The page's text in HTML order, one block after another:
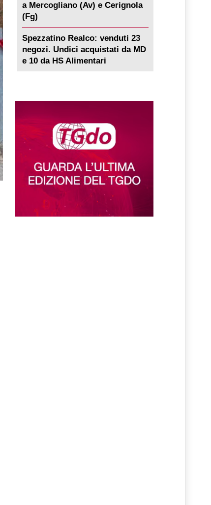
a Mercogliano (Av) e Cerignola
(Fg)
Spezzatino Realco: venduti 23
negozi. Undici acquistati da MD
e 10 da HS Alimentari